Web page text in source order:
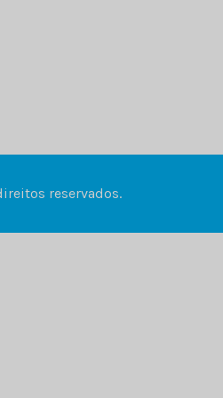
reservados.